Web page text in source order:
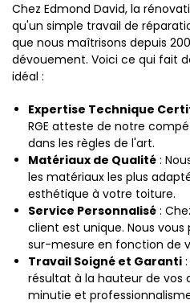
Chez Edmond David, la
qu'un simple travail de
que nous maîtrisons depuis
dévouement. Voici ce qui fait
idéal :
Expertise Technique
RGE atteste de notre
dans les règles de l'art.
Matériaux de Qualité :
les matériaux les plus
esthétique à votre toiture.
Service Personnalisé :
client est unique. Nous vous
sur-mesure en fonction de
Travail Soigné et Garanti
résultat à la hauteur de vos
minutie et